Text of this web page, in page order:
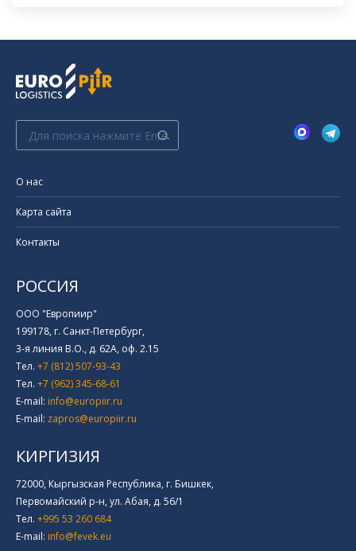
Поиск:
РОССИЯ
ООО "Европиир"
199178, г. Санкт-Петербург,
3-я линия В.О., д. 62А, оф. 2.15
Тел. +7 (812) 507-93-43
Тел. +7 (962) 345-68-61
E-mail: info@europiir.ru
E-mail: zapros@europiir.ru
КИРГИЗИЯ
72000, Кыргызская Республика, г. Бишкек,
Первомайский р-н, ул. Абая, д. 56/1
Тел. +995 53 260 684
E-mail: info@fevek.eu
О нас
Карта сайта
Контакты